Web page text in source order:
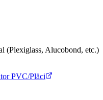
(Plexiglass, Alucobond, etc.)
PVC/Plăci